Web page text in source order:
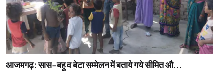
आजमगढ़: सास-बहू व बेटा सम्मेलन में बताये गये सीमित औ...